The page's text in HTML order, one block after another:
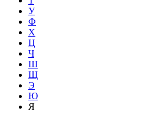
У
Ф
Х
Ц
Ч
Ш
Щ
Э
Ю
Я